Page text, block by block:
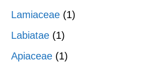
Lamiaceae (1)
Labiatae (1)
Apiaceae (1)